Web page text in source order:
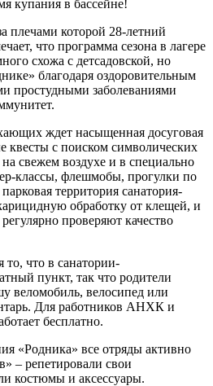
купания в бассейне!
плечами которой 28-летний
что программа сезона в лагере
схожа с детсадовской, но
благодаря оздоровительным
простудными заболеваниями
ждет насыщенная досуговая
квесты с поиском символических
свежем воздухе и в специально
классы, флешмобы, прогулки по
территория санатория-
обработку от клещей, и
проверяют качество
что в санатории-
пункт, так что родители
веломобиль, велосипед или
Для работников АНХК и
бесплатно.
«Родника» все отряды активно
– репетировали свои
костюмы и аксессуары.